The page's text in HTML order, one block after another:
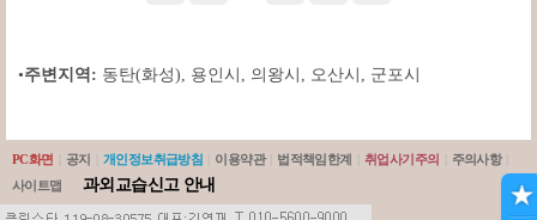
•주변지역: 동탄(화성), 용인시 , 의왕시 , 오산시 , 군포시
PC화면 공지 개인정보취급방침 이용약관 법적책임한계 취업사기주의 주의사항
사이트맵
과외교습신고 안내